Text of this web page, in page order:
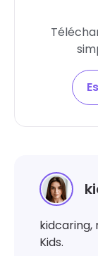
kidcaring,
Kids.